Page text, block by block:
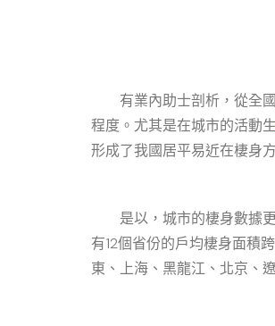
有業內助士剖析，從全
程度。尤其是在城市的活動生
形成了我國居平易近在棲身
是以，城市的棲身數據
有12個省份的戶均棲身面積
東、上海、黑龍江、北京、